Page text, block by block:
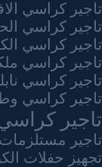
تاجير كراسي
تاجير كراسي
تاجير كراسي
تاجير كراسي
تاجير كراسي
تاجير كراسي
تاجير
تاجير
تجهيز حفلات